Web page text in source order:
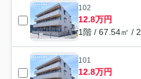
102
12.8万円
1階 / 67.54㎡ /
101
12.8万円